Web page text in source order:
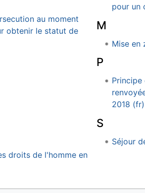
au moment
obtenir le statut de
droits de l'homme en
pour un
M
Mise en
P
2018 (fr)
S
Séjour